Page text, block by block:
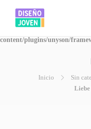
Warning: Invalid argument
/www/disegnojoven.com.ar/
content/plugins/unyson/
Inicio Sin
Liebe